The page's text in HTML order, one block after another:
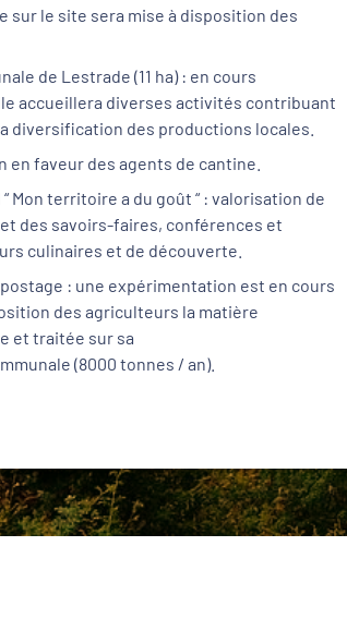
sur le site sera mise à disposition des
de Lestrade (11 ha) : en cours
accueillera diverses activités contribuant
diversification des productions locales.
en faveur des agents de cantine.
Mon territoire a du goût “ : valorisation de
des savoirs-faires, conférences et
culinaires et de découverte.
: une expérimentation est en cours
des agriculteurs la matière
et traitée sur sa
(8000 tonnes / an).